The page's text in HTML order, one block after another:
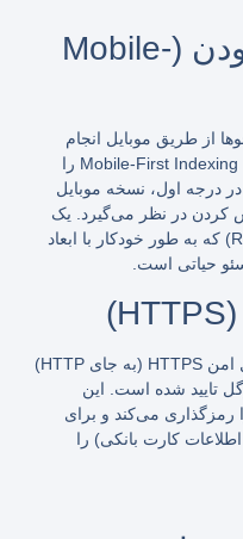
۳. موبایل فرندلی بودن (Mobile-
از طریق موبایل انجام
می‌شود، گوگل از سال ۲۰۱۸ سیاست Mobile-First Indexing را
درجه اول، نسخه موبایل
کردن در نظر می‌گیرد. یک
سایت ریسپانسیو (Responsive Design) که به طور خودکار با ابعاد
حیاتی است.
HTTPS
(به جای HTTP)
تایید شده است. این
رمزگذاری می‌کند و برای
کارت بانکی) را